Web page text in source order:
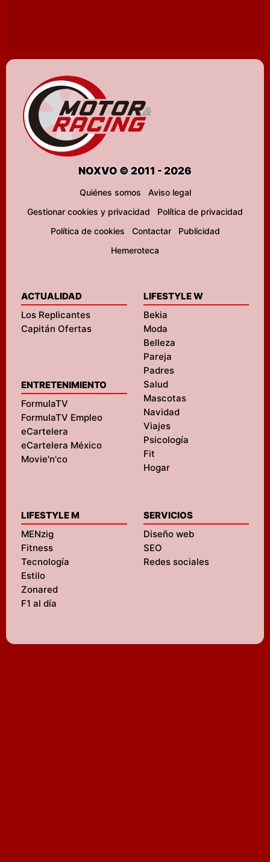
NOXVO © 2011 - 2026
Quiénes somos
Aviso legal
Gestionar cookies y privacidad
Política de privacidad
Política de cookies
Contactar
Publicidad
Hemeroteca
ACTUALIDAD
Los Replicantes
Capitán Ofertas
ENTRETENIMIENTO
FormulaTV
FormulaTV Empleo
eCartelera
eCartelera México
Movie'n'co
LIFESTYLE W
Bekia
Moda
Belleza
Pareja
Padres
Salud
Mascotas
Navidad
Viajes
Psicología
Fit
Hogar
LIFESTYLE M
MENzig
Fitness
Tecnología
Estilo
Zonared
F1 al día
SERVICIOS
Diseño web
SEO
Redes sociales